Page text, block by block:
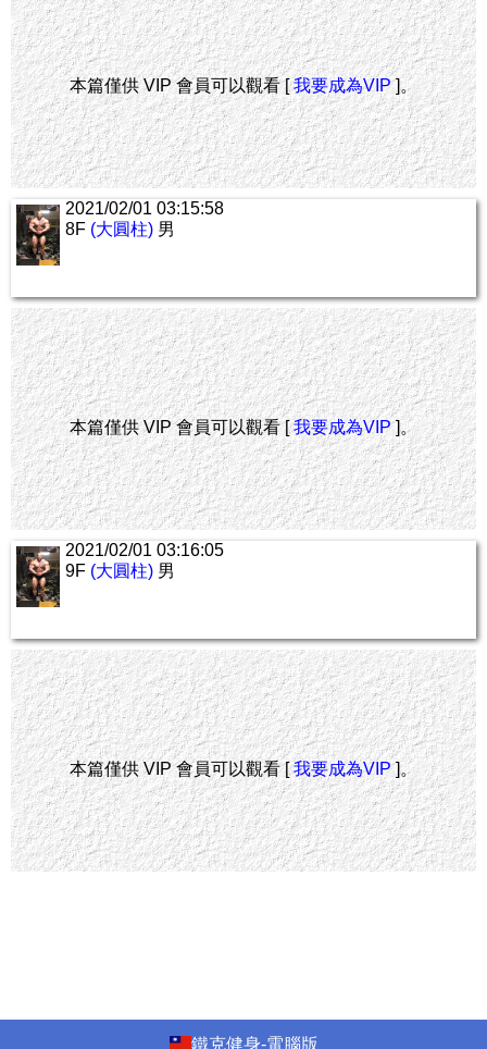
本篇僅供 VIP 會員可以觀看 [我要成為VIP]。
2021/02/01 03:15:58
8F (大圓柱) 男
本篇僅供 VIP 會員可以觀看 [我要成為VIP]。
2021/02/01 03:16:05
9F (大圓柱) 男
本篇僅供 VIP 會員可以觀看 [我要成為VIP]。
鐵克健身-電腦版